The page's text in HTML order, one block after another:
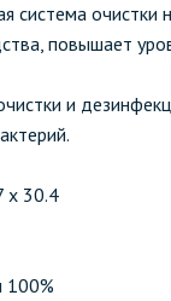
система
повышает
и
х 30.4
100%